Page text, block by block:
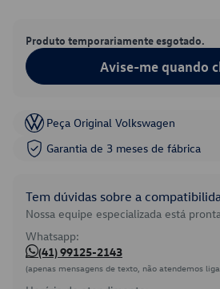
Produto temporariamente esgotado.
Avise-me quando
Peça Original Volkswagen
Garantia de 3 meses de fábrica
Tem dúvidas sobre a
Nossa equipe especializada está
Whatsapp:
(41) 99125-2143
(apenas mensagens de texto, não atendemos